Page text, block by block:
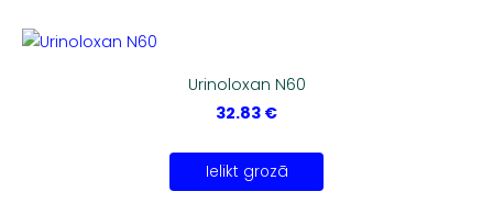
Urinoloxan N60
32.83 €
Ielikt grozā